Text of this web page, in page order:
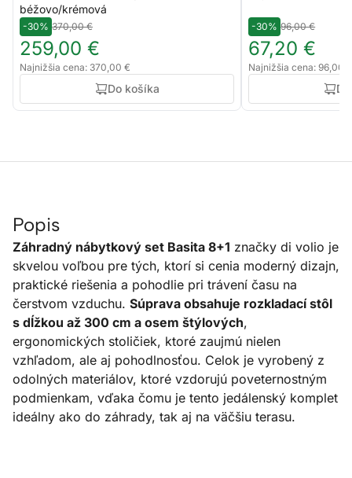
béžovo/krémová
-30% 370,00 €
259,00 €
Najnižšia cena: 370,00 €
Do košíka
-30% 96,00 €
67,20 €
Najnižšia cena: 96,00
Popis
Záhradný nábytkový set Basita 8+1 značky di volio je
skvelou voľbou pre tých, ktorí si cenia moderný dizajn,
praktické riešenia a pohodlie pri trávení času na
čerstvom vzduchu. Súprava obsahuje rozkladací stôl
s dĺžkou až 300 cm a osem štýlových,
ergonomických stoličiek, ktoré zaujmú nielen
vzhľadom, ale aj pohodlnosťou. Celok je vyrobený z
odolných materiálov, ktoré vzdorujú poveternostným
podmienkam, vďaka čomu je tento jedálenský komplet
ideálny ako do záhrady, tak aj na väčšiu terasu.